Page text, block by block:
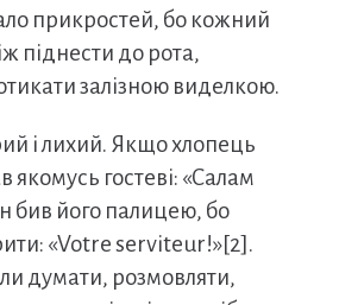
прикростей, бо кожний
піднести до рота,
залізною виделкою.
і лихий. Якщо хлопець
якомусь гостеві: «Салам
бив його палицею, бо
«Votre serviteur!»[2].
думати, розмовляти,